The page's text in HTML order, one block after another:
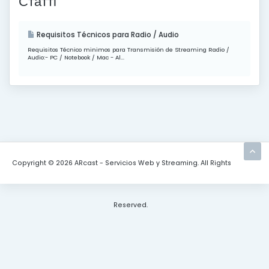
Requisitos Técnicos para Radio / Audio
Requisitos Técnico minimos para Transmisión de Streaming Radio /
Audio:- PC / Notebook / Mac - Al...
Copyright © 2026 ARcast - Servicios Web y Streaming. All Rights
Reserved.